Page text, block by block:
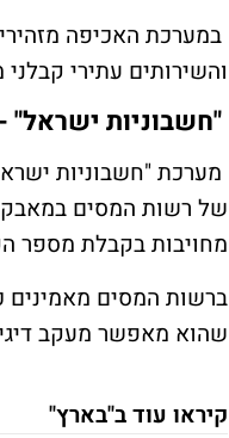
במערכת האכיפה
והשירותים עתירי
"חשבוניות
של רשות המסים במאבק
מחויבות בקבלת מספר
ברשות המסים מאמינים
שהוא מאפשר מעקב
קיראו עוד ב"בארץ"